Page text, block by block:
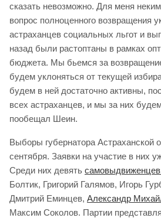
сказать невозможно. Для меня
вопрос полноценного возвращения
астраханцев социальных льгот и
назад были растоптаны в рамках
бюджета. Мы бьемся за
будем уклоняться от текущей
будем в ней достаточно активны,
всех астраханцев, и мы за них
пообещал Шеин.
Выборы губернатора Астраханской
сентября. Заявки на участие в них
Среди них девять
Болтик, Григорий Галямов, Игорь
Дмитрий Еминцев, Александр
Максим Соколов. Партии